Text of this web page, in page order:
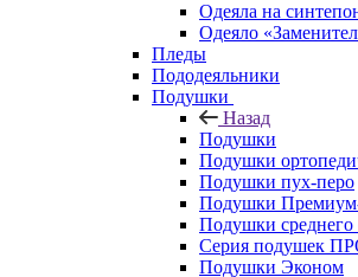
Одеяла на
Одеяло
Пледы
Пододеяльники
Подушки
Назад
Подушки
Подушки
Подушки пух-перо
Подушки Премиум-
Подушки среднего
Серия подушек
Подушки Эконом